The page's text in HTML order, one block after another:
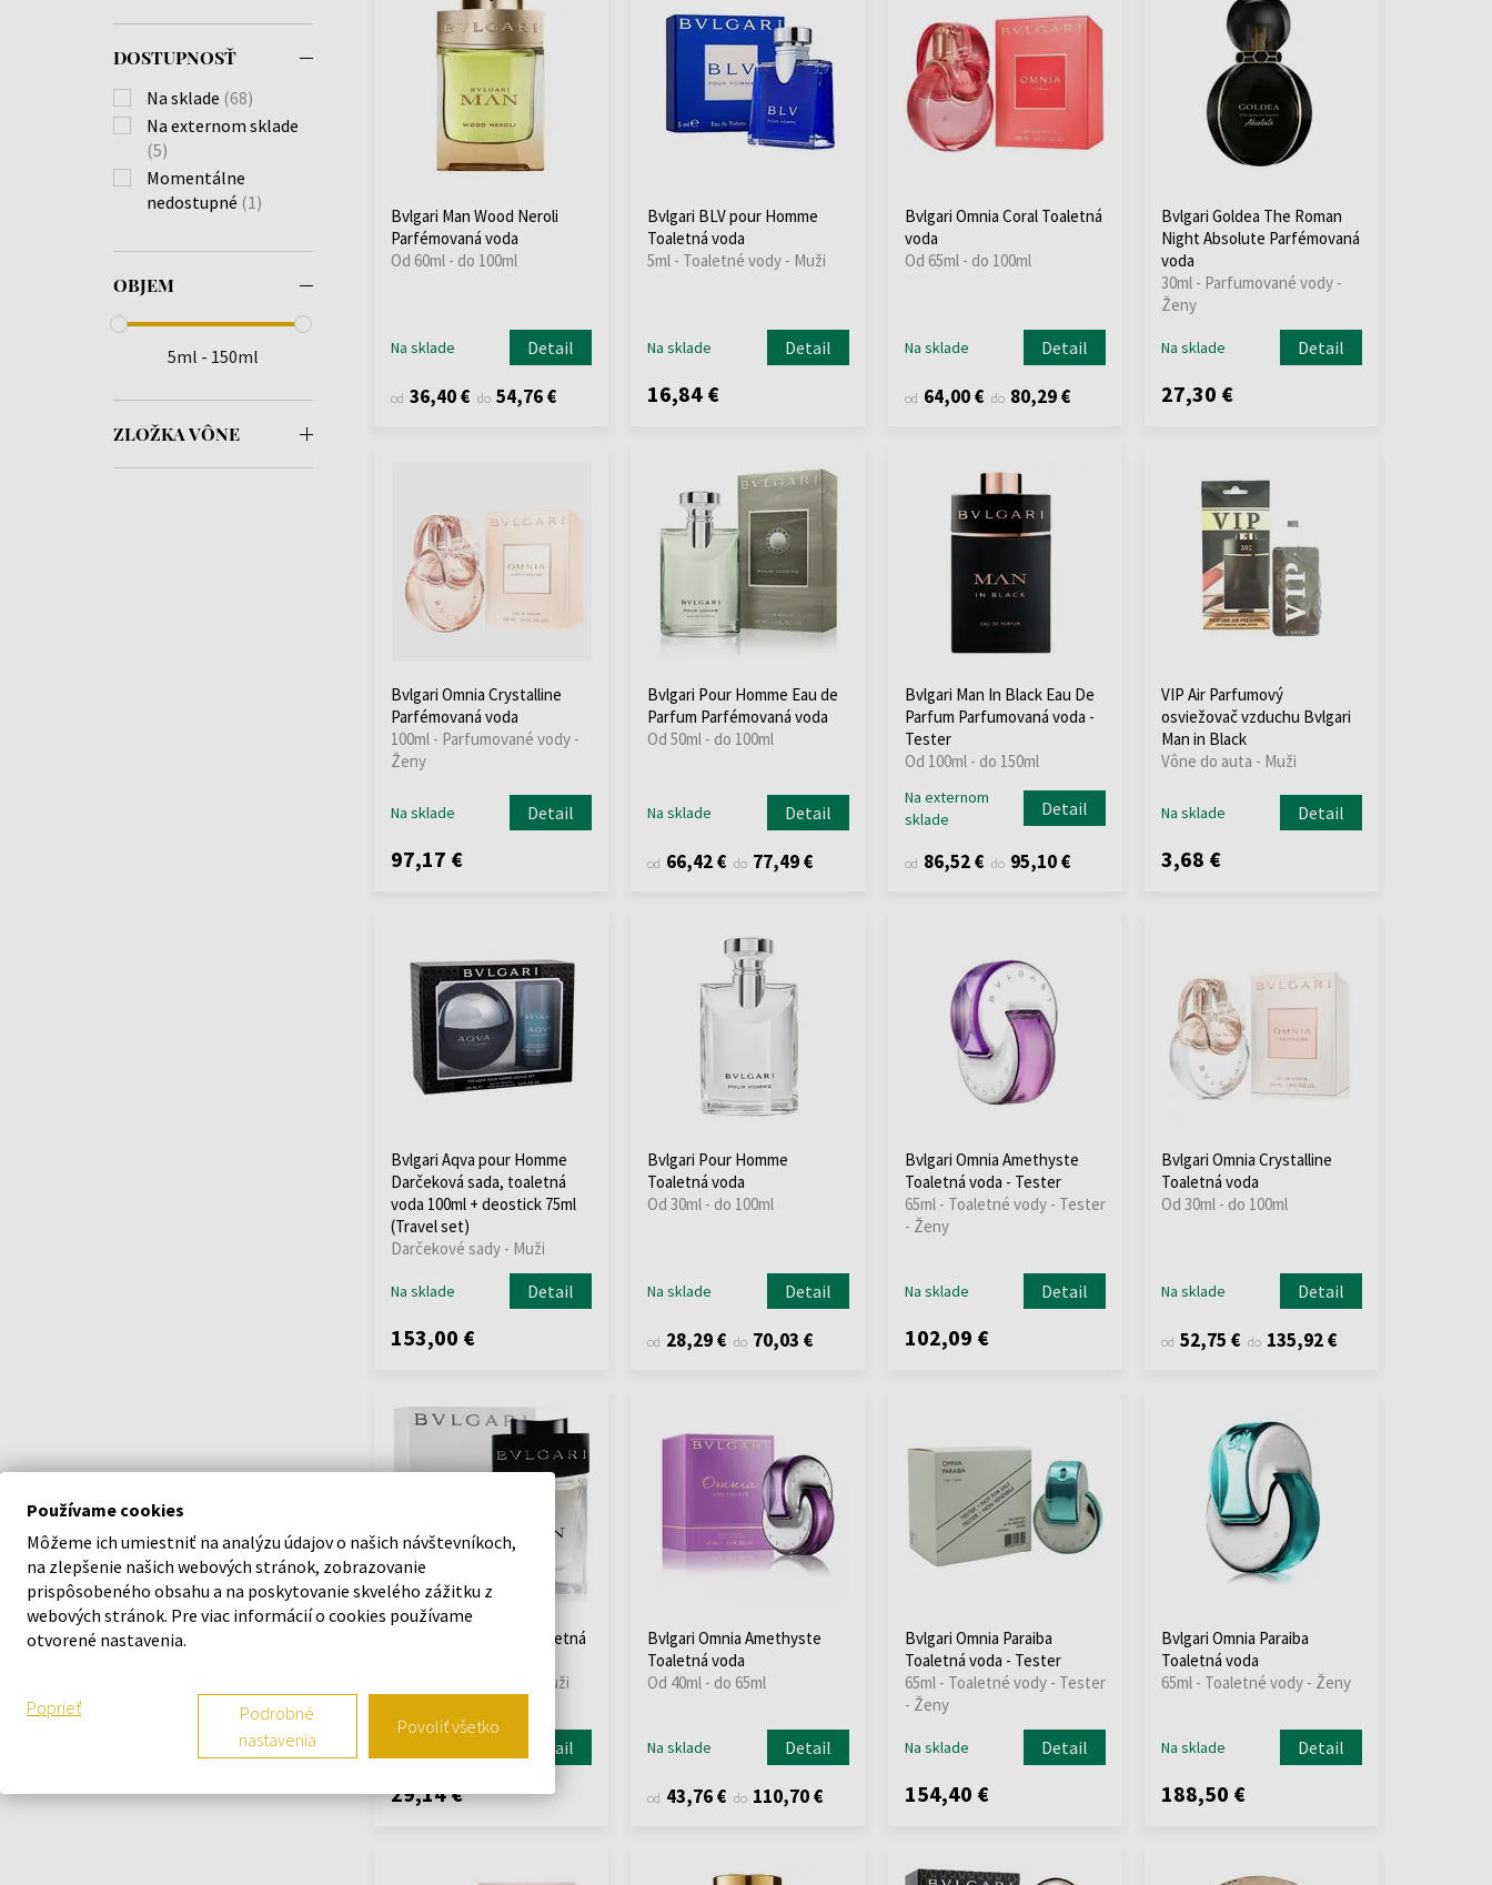
DOSTUPNOSŤ
Na sklade (68)
Na externom sklade
(5)
Momentálne
nedostupné (1)
OBJEM
5ml - 150ml
ZLOŽKA VÔNE
Bvlgari Man Wood Neroli
Parfémovaná voda
Od 60ml - do 100ml
Na sklade Detail
od 36,40 € do 54,76 €
Bvlgari BLV pour Homme
Toaletná voda
5ml - Toaletné vody - Muži
Na sklade Detail
16,84 €
Bvlgari Omnia Coral Toaletná
voda
Od 65ml - do 100ml
Na sklade Detail
od 64,00 € do 80,29 €
Bvlgari Goldea The Roman
Night Absolute Parfémovaná
voda
30ml - Parfumované vody -
Ženy
Na sklade Detail
27,30 €
Bvlgari Omnia Crystalline
Parfémovaná voda
100ml - Parfumované vody -
Ženy
Na sklade Detail
97,17 €
Bvlgari Pour Homme Eau de
Parfum Parfémovaná voda
Od 50ml - do 100ml
Na sklade Detail
od 66,42 € do 77,49 €
Bvlgari Man In Black Eau De
Parfum Parfumovaná voda -
Tester
Od 100ml - do 150ml
Na externom
sklade
Detail
od 86,52 € do 95,10 €
VIP Air Parfumový
osviežovač vzduchu Bvlgari
Man in Black
Vône do auta - Muži
Na sklade Detail
3,68 €
Bvlgari Aqva pour Homme
Darčeková sada, toaletná
voda 100ml + deostick 75ml
(Travel set)
Darčekové sady - Muži
Na sklade Detail
153,00 €
Bvlgari Pour Homme
Toaletná voda
Od 30ml - do 100ml
Na sklade Detail
od 28,29 € do 70,03 €
Bvlgari Omnia Amethyste
Toaletná voda - Tester
65ml - Toaletné vody - Tester
- Ženy
Na sklade Detail
102,09 €
Bvlgari Omnia Crystalline
Toaletná voda
Od 30ml - do 100ml
Na sklade Detail
od 52,75 € do 135,92 €
Bvlgari Bvlgari Man Toaletná
5ml - Toaletné vody - Muži
Detail
29,14 €
Bvlgari Omnia Amethyste
Toaletná voda
Od 40ml - do 65ml
Na sklade Detail
od 43,76 € do 110,70 €
Bvlgari Omnia Paraiba
Toaletná voda - Tester
65ml - Toaletné vody - Tester
- Ženy
Na sklade Detail
154,40 €
Bvlgari Omnia Paraiba
Toaletná voda
65ml - Toaletné vody - Ženy
Na sklade Detail
188,50 €
Používame cookies
Môžeme ich umiestniť na analýzu údajov o našich návštevníkoch,
na zlepšenie našich webových stránok, zobrazovanie
prispôsobeného obsahu a na poskytovanie skvelého zážitku z
webových stránok. Pre viac informácií o cookies používame
otvorené nastavenia.
Poprieť
Podrobné
nastavenia
Povoliť všetko